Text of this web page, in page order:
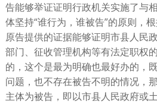
告能够举证证明行政机关实施了与
体坚持“谁行为，谁被告”的原则，
原告提供的证据能够证明市县人民
部门、征收管理机构等有法定职权
的，这个是最为明确也最好办的，
问题，也不存在被告不明的情况，
主体为被告，即以市县人民政府或